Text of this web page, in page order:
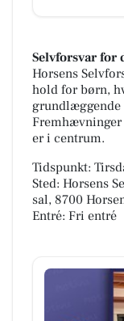
Selvforsvar for
Horsens
hold for børn,
Fremhævninger
er i centrum.
Tidspunkt:
Sted: Horsens
sal, 8700
Entré: Fri entré